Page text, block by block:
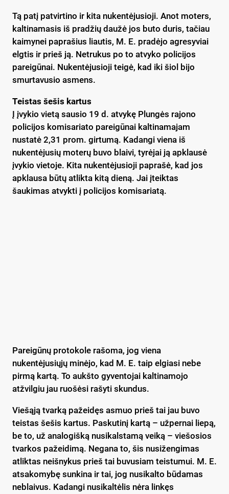
Tą patį patvirtino ir kita nukentėjusioji. Anot moters,
kaltinamasis iš pradžių daužė jos buto duris, tačiau
kaimynei paprašius liautis, M. E. pradėjo agresyviai
elgtis ir prieš ją. Netrukus po to atvyko policijos
pareigūnai. Nukentėjusioji teigė, kad iki šiol bijo
smurtavusio asmens.
Teistas šešis kartus
Į įvykio vietą sausio 19 d. atvykę Plungės rajono
policijos komisariato pareigūnai kaltinamajam
nustatė 2,31 prom. girtumą. Kadangi viena iš
nukentėjusių moterų buvo blaivi, tyrėjai ją apklausė
įvykio vietoje. Kita nukentėjusioji paprašė, kad jos
apklausa būtų atlikta kitą dieną. Jai įteiktas
šaukimas atvykti į policijos komisariatą.
Pareigūnų protokole rašoma, jog viena
nukentėjusiųjų minėjo, kad M. E. taip elgiasi nebe
pirmą kartą. To aukšto gyventojai kaltinamojo
atžvilgiu jau ruošėsi rašyti skundus.
Viešąją tvarką pažeidęs asmuo prieš tai jau buvo
teistas šešis kartus. Paskutinį kartą – užpernai liepą,
be to, už analogišką nusikalstamą veiką – viešosios
tvarkos pažeidimą. Negana to, šis nusižengimas
atliktas neišnykus prieš tai buvusiam teistumui. M. E.
atsakomybę sunkina ir tai, jog nusikalto būdamas
neblaivus. Kadangi nusikaltėlis nėra linkęs